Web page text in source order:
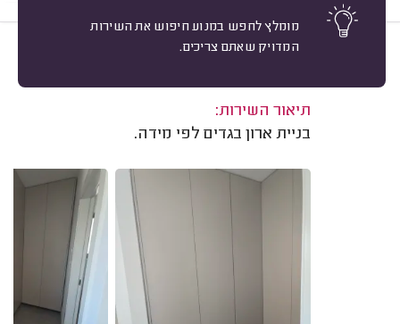
מומלץ לחפש במנוע חיפוש את השירות
המדויק שאתם צריכים.
זוהר פיסו, קרית אתא.
תיאור השירות:
בניית ארון בגדים לפי מידה.